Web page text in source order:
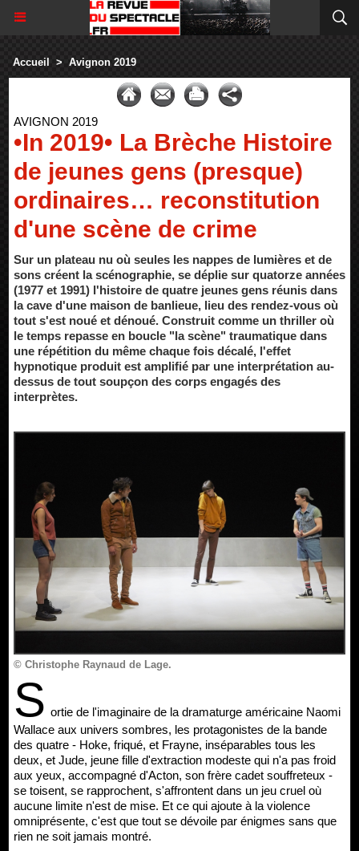
Accueil > Avignon 2019
AVIGNON 2019
•In 2019• La Brèche Histoire
de jeunes gens (presque)
ordinaires… reconstitution
d'une scène de crime
Sur un plateau nu où seules les nappes de lumières et de
sons créent la scénographie, se déplie sur quatorze années
(1977 et 1991) l'histoire de quatre jeunes gens réunis dans
la cave d'une maison de banlieue, lieu des rendez-vous où
tout s'est noué et dénoué. Construit comme un thriller où
le temps repasse en boucle "la scène" traumatique dans
une répétition du même chaque fois décalé, l'effet
hypnotique produit est amplifié par une interprétation au-
dessus de tout soupçon des corps engagés des
interprètes.
© Christophe Raynaud de Lage.
S ortie de l'imaginaire de la dramaturge américaine Naomi
Wallace aux univers sombres, les protagonistes de la bande
des quatre - Hoke, friqué, et Frayne, inséparables tous les
deux, et Jude, jeune fille d'extraction modeste qui n'a pas froid
aux yeux, accompagné d'Acton, son frère cadet souffreteux -
se toisent, se rapprochent, s'affrontent dans un jeu cruel où
aucune limite n'est de mise. Et ce qui ajoute à la violence
omniprésente, c'est que tout se dévoile par énigmes sans que
rien ne soit jamais montré.